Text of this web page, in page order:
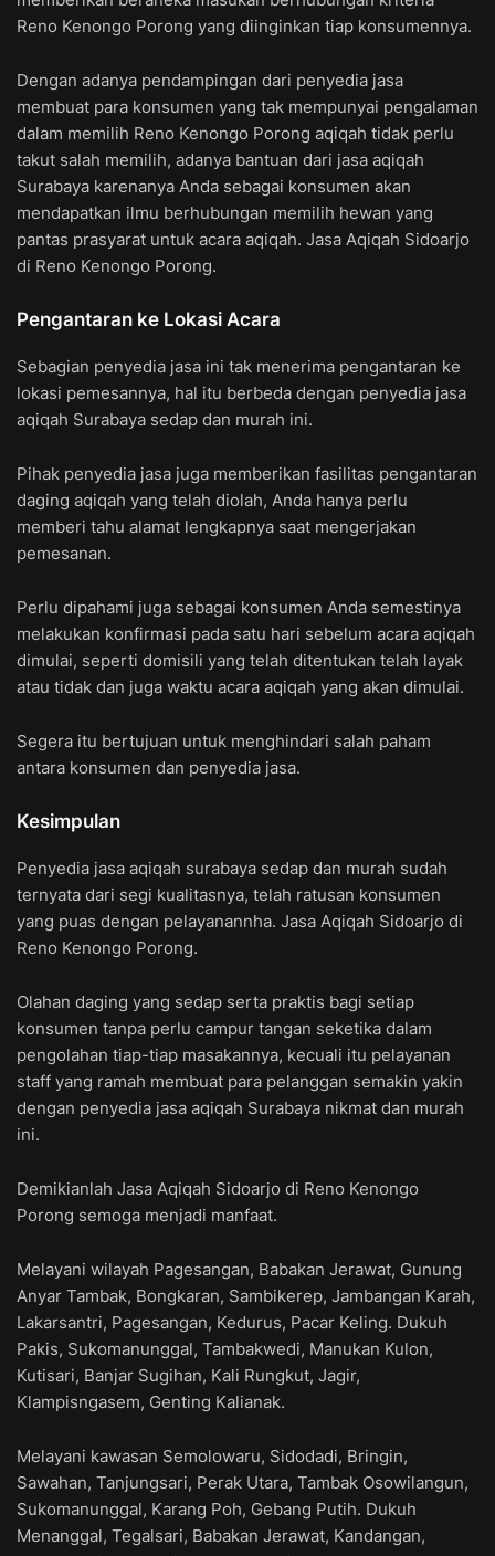
Reno Kenongo Porong yang diinginkan tiap konsumennya.
Dengan adanya pendampingan dari penyedia jasa
membuat para konsumen yang tak mempunyai pengalaman
dalam memilih Reno Kenongo Porong aqiqah tidak perlu
takut salah memilih, adanya bantuan dari jasa aqiqah
Surabaya karenanya Anda sebagai konsumen akan
mendapatkan ilmu berhubungan memilih hewan yang
pantas prasyarat untuk acara aqiqah. Jasa Aqiqah Sidoarjo
di Reno Kenongo Porong.
Pengantaran ke Lokasi Acara
Sebagian penyedia jasa ini tak menerima pengantaran ke
lokasi pemesannya, hal itu berbeda dengan penyedia jasa
aqiqah Surabaya sedap dan murah ini.
Pihak penyedia jasa juga memberikan fasilitas pengantaran
daging aqiqah yang telah diolah, Anda hanya perlu
memberi tahu alamat lengkapnya saat mengerjakan
pemesanan.
Perlu dipahami juga sebagai konsumen Anda semestinya
melakukan konfirmasi pada satu hari sebelum acara aqiqah
dimulai, seperti domisili yang telah ditentukan telah layak
atau tidak dan juga waktu acara aqiqah yang akan dimulai.
Segera itu bertujuan untuk menghindari salah paham
antara konsumen dan penyedia jasa.
Kesimpulan
Penyedia jasa aqiqah surabaya sedap dan murah sudah
ternyata dari segi kualitasnya, telah ratusan konsumen
yang puas dengan pelayanannha. Jasa Aqiqah Sidoarjo di
Reno Kenongo Porong.
Olahan daging yang sedap serta praktis bagi setiap
konsumen tanpa perlu campur tangan seketika dalam
pengolahan tiap-tiap masakannya, kecuali itu pelayanan
staff yang ramah membuat para pelanggan semakin yakin
dengan penyedia jasa aqiqah Surabaya nikmat dan murah
ini.
Demikianlah Jasa Aqiqah Sidoarjo di Reno Kenongo
Porong semoga menjadi manfaat.
Melayani wilayah Pagesangan, Babakan Jerawat, Gunung
Anyar Tambak, Bongkaran, Sambikerep, Jambangan Karah,
Lakarsantri, Pagesangan, Kedurus, Pacar Keling. Dukuh
Pakis, Sukomanunggal, Tambakwedi, Manukan Kulon,
Kutisari, Banjar Sugihan, Kali Rungkut, Jagir,
Klampisngasem, Genting Kalianak.
Melayani kawasan Semolowaru, Sidodadi, Bringin,
Sawahan, Tanjungsari, Perak Utara, Tambak Osowilangun,
Sukomanunggal, Karang Poh, Gebang Putih. Dukuh
Menanggal, Tegalsari, Babakan Jerawat, Kandangan,